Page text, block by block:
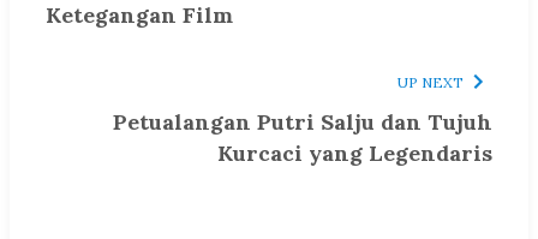
Ketegangan Film
UP NEXT
Petualangan Putri Salju dan Tujuh
Kurcaci yang Legendaris